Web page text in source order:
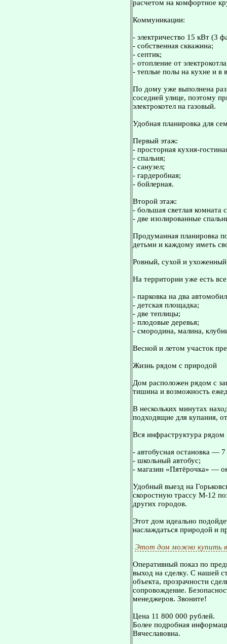
расчетом на комфортное
Коммуникации:
- электричество 15 кВт (3
- собственная скважина;
- септик;
- отопление от
- теплые полы на кухне и в
По дому уже выполнена
соседней улице, поэтому
электрокотел на газовый.
Удобная планировка для
Первый этаж:
- просторная кухня-
- спальня;
- санузел;
- гардеробная;
- бойлерная.
Второй этаж:
- большая светлая комната
- две изолированные
Продуманная планировка
детьми и каждому иметь
Ровный, сухой и
На территории уже есть
- парковка на два
- детская площадка;
- две теплицы;
- плодовые деревья;
- смородина, малина,
Весной и летом участок
Жизнь рядом с природой
Дом расположен рядом с
тишина и возможность
В нескольких минутах
подходящие для купания,
Вся инфраструктура рядом
- автобусная остановка —
- школьный автобус;
- магазин «Пятёрочка» —
Удобный выезд на
скоростную трассу М-12
других городов.
Этот дом идеально
наслаждаться природой и
Этот дом можно купить
Оперативный показ по
выход на сделку. С нашей
объекта, прозрачности
сопровождение.
менеджеров. Звоните!
Цена 11 800 000 рублей.
Более подробная
Вячеславовна.